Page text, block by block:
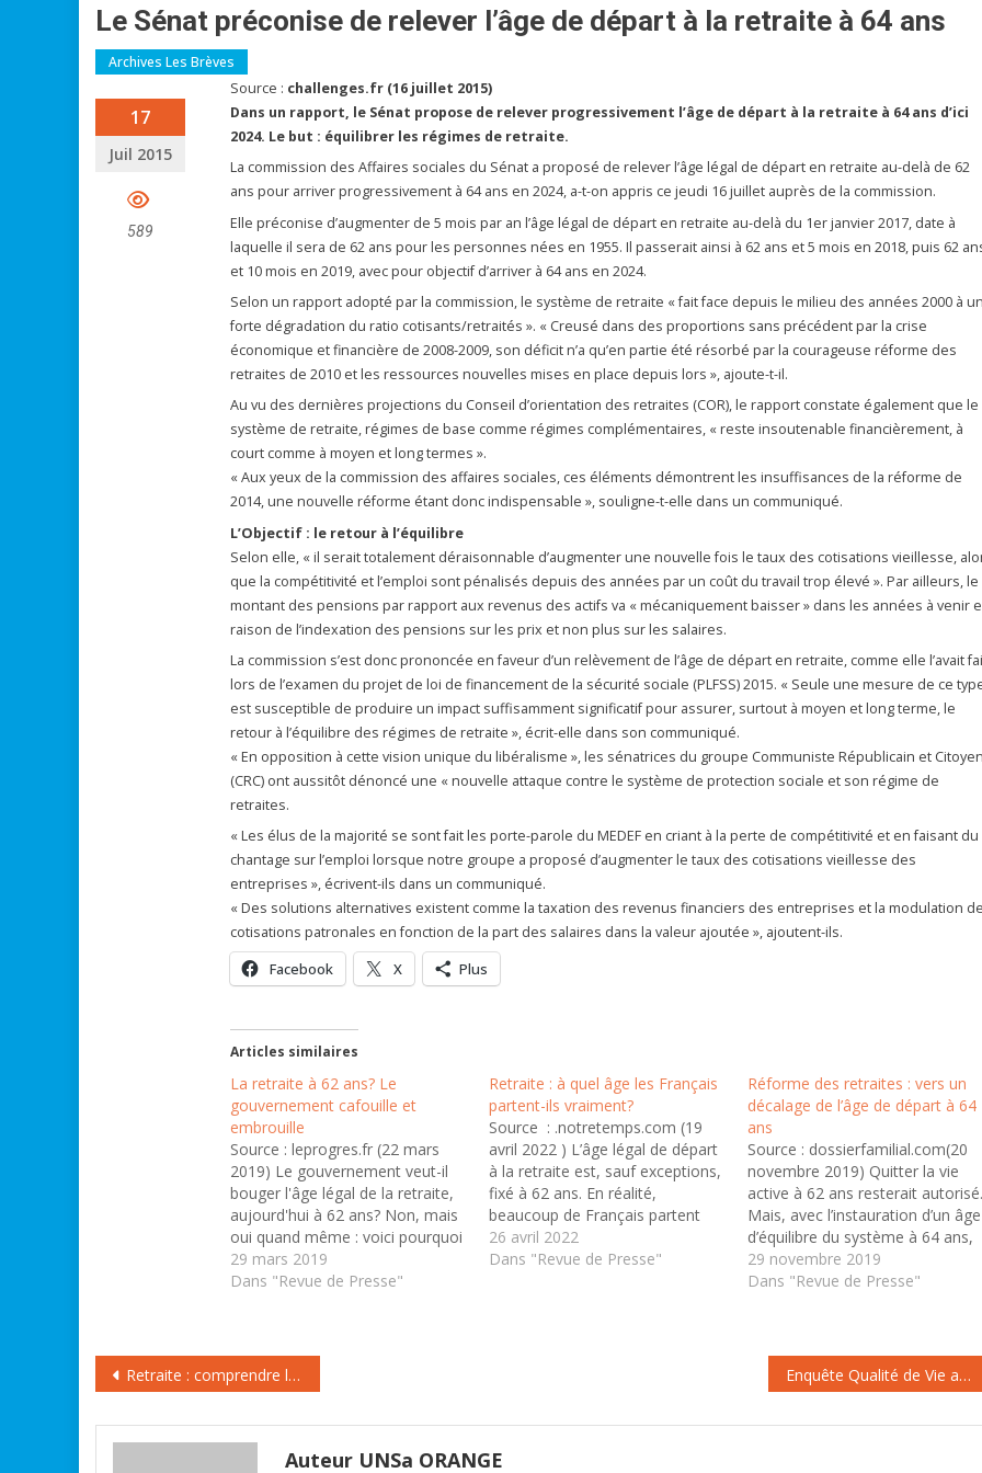
Le Sénat préconise de relever l’âge de départ à la retraite à 64 ans
Archives Les Brèves
17
Juil 2015
589
Source : challenges.fr (16 juillet 2015)
Dans un rapport, le Sénat propose de relever progressivement l’âge de départ à la retraite à 64 ans d’ici
2024. Le but : équilibrer les régimes de retraite.
La commission des Affaires sociales du Sénat a proposé de relever l’âge légal de départ en retraite au-delà de 62
ans pour arriver progressivement à 64 ans en 2024, a-t-on appris ce jeudi 16 juillet auprès de la commission.
Elle préconise d’augmenter de 5 mois par an l’âge légal de départ en retraite au-delà du 1er janvier 2017, date à
laquelle il sera de 62 ans pour les personnes nées en 1955. Il passerait ainsi à 62 ans et 5 mois en 2018, puis 62
et 10 mois en 2019, avec pour objectif d’arriver à 64 ans en 2024.
Selon un rapport adopté par la commission, le système de retraite « fait face depuis le milieu des années 2000 à
forte dégradation du ratio cotisants/retraités ». « Creusé dans des proportions sans précédent par la crise
économique et financière de 2008-2009, son déficit n’a qu’en partie été résorbé par la courageuse réforme des
retraites de 2010 et les ressources nouvelles mises en place depuis lors », ajoute-t-il.
Au vu des dernières projections du Conseil d’orientation des retraites (COR), le rapport constate également que le
système de retraite, régimes de base comme régimes complémentaires, « reste insoutenable financièrement, à
court comme à moyen et long termes ».
« Aux yeux de la commission des affaires sociales, ces éléments démontrent les insuffisances de la réforme de
2014, une nouvelle réforme étant donc indispensable », souligne-t-elle dans un communiqué.
L’Objectif : le retour à l’équilibre
Selon elle, « il serait totalement déraisonnable d’augmenter une nouvelle fois le taux des cotisations vieillesse,
que la compétitivité et l’emploi sont pénalisés depuis des années par un coût du travail trop élevé ». Par ailleurs, le
montant des pensions par rapport aux revenus des actifs va « mécaniquement baisser » dans les années à venir
raison de l’indexation des pensions sur les prix et non plus sur les salaires.
La commission s’est donc prononcée en faveur d’un relèvement de l’âge de départ en retraite, comme elle l’avait
lors de l’examen du projet de loi de financement de la sécurité sociale (PLFSS) 2015. « Seule une mesure de ce
est susceptible de produire un impact suffisamment significatif pour assurer, surtout à moyen et long terme, le
retour à l’équilibre des régimes de retraite », écrit-elle dans son communiqué.
« En opposition à cette vision unique du libéralisme », les sénatrices du groupe Communiste Républicain et Citoyen
(CRC) ont aussitôt dénoncé une « nouvelle attaque contre le système de protection sociale et son régime de
retraites.
« Les élus de la majorité se sont fait les porte-parole du MEDEF en criant à la perte de compétitivité et en faisant du
chantage sur l’emploi lorsque notre groupe a proposé d’augmenter le taux des cotisations vieillesse des
entreprises », écrivent-ils dans un communiqué.
« Des solutions alternatives existent comme la taxation des revenus financiers des entreprises et la modulation
cotisations patronales en fonction de la part des salaires dans la valeur ajoutée », ajoutent-ils.
Facebook X Plus
Articles similaires
La retraite à 62 ans? Le
gouvernement cafouille et
embrouille
Source : leprogres.fr (22 mars
2019) Le gouvernement veut-il
bouger l'âge légal de la retraite,
aujourd'hui à 62 ans? Non, mais
oui quand même : voici pourquoi
et comment. A n’y plus rien
comprendre... Il faut envisager
29 mars 2019
Dans "Revue de Presse"
Retraite : à quel âge les Français
partent-ils vraiment?
Source : .notretemps.com (19
avril 2022 ) L’âge légal de départ
à la retraite est, sauf exceptions,
fixé à 62 ans. En réalité,
beaucoup de Français partent
plus tard pour atteindre le taux
plein. Les âges moyens de
26 avril 2022
Dans "Revue de Presse"
Réforme des retraites : vers un
décalage de l’âge de départ à 64
ans
Source : dossierfamilial.com(20
novembre 2019) Quitter la vie
active à 62 ans resterait autorisé.
Mais, avec l’instauration d’un âge
d’équilibre du système à 64 ans,
les salariés seront incités à
travailler plus longtemps. Il en est
29 novembre 2019
Dans "Revue de Presse"
Navigation
de
l’article
Retraite : comprendre la décote et la surcote Enquête Qualité de Vie au Travail
Auteur UNSa ORANGE